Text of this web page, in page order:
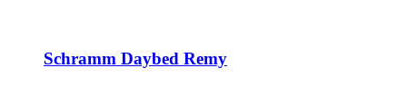
Schramm Daybed Remy